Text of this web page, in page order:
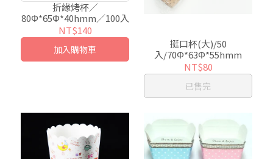
折緣烤杯／
80Φ*65Φ*40hmm／100入
NT$140
加入購物車
挺口杯(大)/50
入/70Φ*63Φ*55hmm
NT$80
已售完